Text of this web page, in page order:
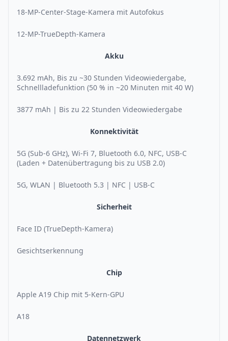
18-MP-Center-Stage-Kamera mit Autofokus
12-MP-TrueDepth-Kamera
Akku
3.692 mAh, Bis zu ~30 Stunden Videowiedergabe,
Schnellladefunktion (50 % in ~20 Minuten mit 40 W)
3877 mAh | Bis zu 22 Stunden Videowiedergabe
Konnektivität
5G (Sub-6 GHz), Wi-Fi 7, Bluetooth 6.0, NFC, USB-C
(Laden + Datenübertragung bis zu USB 2.0)
5G, WLAN | Bluetooth 5.3 | NFC | USB-C
Sicherheit
Face ID (TrueDepth-Kamera)
Gesichtserkennung
Chip
Apple A19 Chip mit 5-Kern-GPU
A18
Datennetzwerk